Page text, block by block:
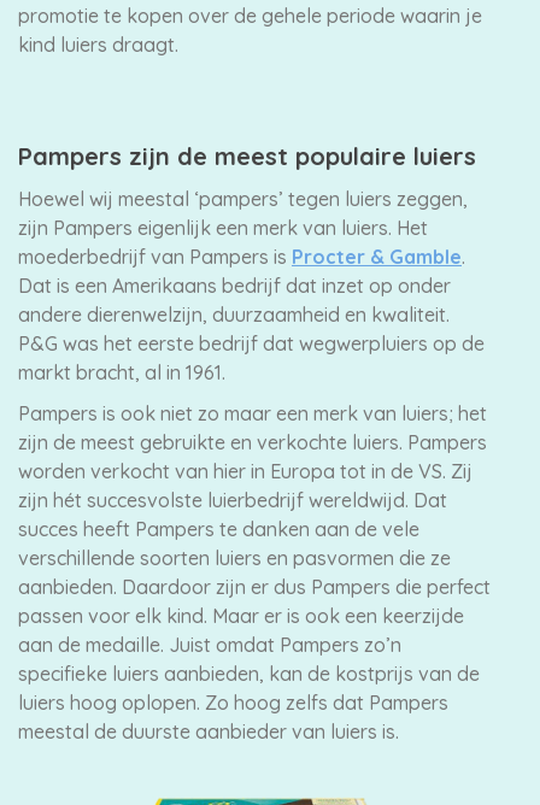
promotie te kopen over de gehele periode waarin je
kind luiers draagt.
Pampers zijn de meest populaire luiers
Hoewel wij meestal ‘pampers’ tegen luiers zeggen,
zijn Pampers eigenlijk een merk van luiers. Het
moederbedrijf van Pampers is Procter & Gamble.
Dat is een Amerikaans bedrijf dat inzet op onder
andere dierenwelzijn, duurzaamheid en kwaliteit.
P&G was het eerste bedrijf dat wegwerpluiers op de
markt bracht, al in 1961.
Pampers is ook niet zo maar een merk van luiers; het
zijn de meest gebruikte en verkochte luiers. Pampers
worden verkocht van hier in Europa tot in de VS. Zij
zijn hét succesvolste luierbedrijf wereldwijd. Dat
succes heeft Pampers te danken aan de vele
verschillende soorten luiers en pasvormen die ze
aanbieden. Daardoor zijn er dus Pampers die perfect
passen voor elk kind. Maar er is ook een keerzijde
aan de medaille. Juist omdat Pampers zo’n
specifieke luiers aanbieden, kan de kostprijs van de
luiers hoog oplopen. Zo hoog zelfs dat Pampers
meestal de duurste aanbieder van luiers is.